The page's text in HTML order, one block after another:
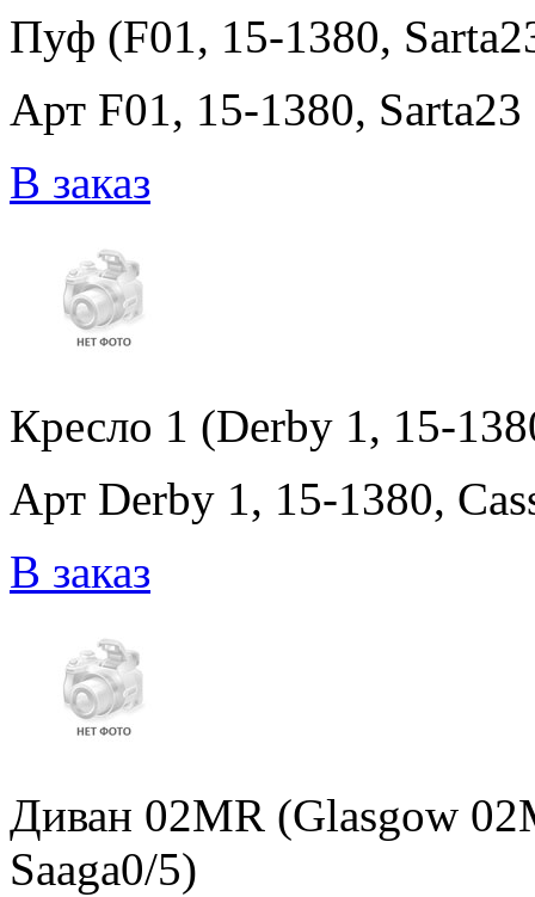
Пуф (F01, 15-1380,
Арт F01, 15-1380, Sarta23
В заказ
Кресло 1 (Derby 1, 15-
Арт Derby 1, 15-1380,
В заказ
Диван 02MR (Glasgow
Saaga0/5)